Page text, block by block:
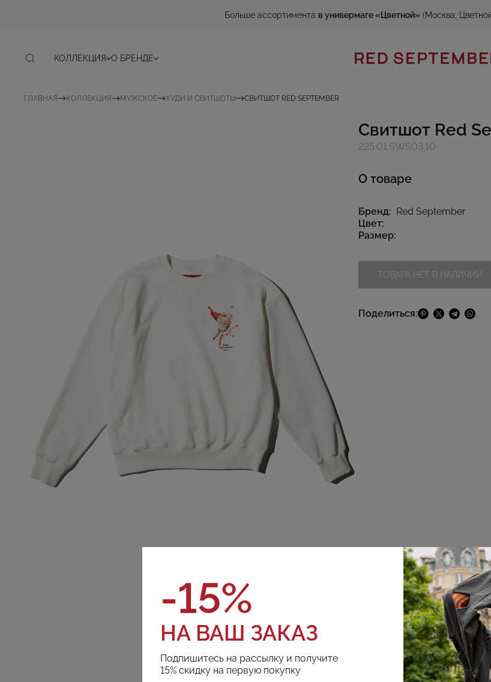
Больше ассортимента в универмаге «Цветной» (Москва,
КОЛЛЕКЦИЯ О БРЕНДЕ
ГЛАВНАЯ КОЛЛЕКЦИЯ МУЖСКОЕ ХУДИ И СВИТШОТЫ СВИТШОТ RED SEPTEMBER
Свитшот Red
225.01.SWS03.10
О товаре
Бренд: Red September
Цвет:
Размер:
ТОВАРА НЕТ В НАЛИЧИИ
Поделиться:
РЕКОМЕНДУЕМ
-15%
НА ВАШ ЗАКАЗ
Подпишитесь на рассылку и получите
15% скидку на первую покупку